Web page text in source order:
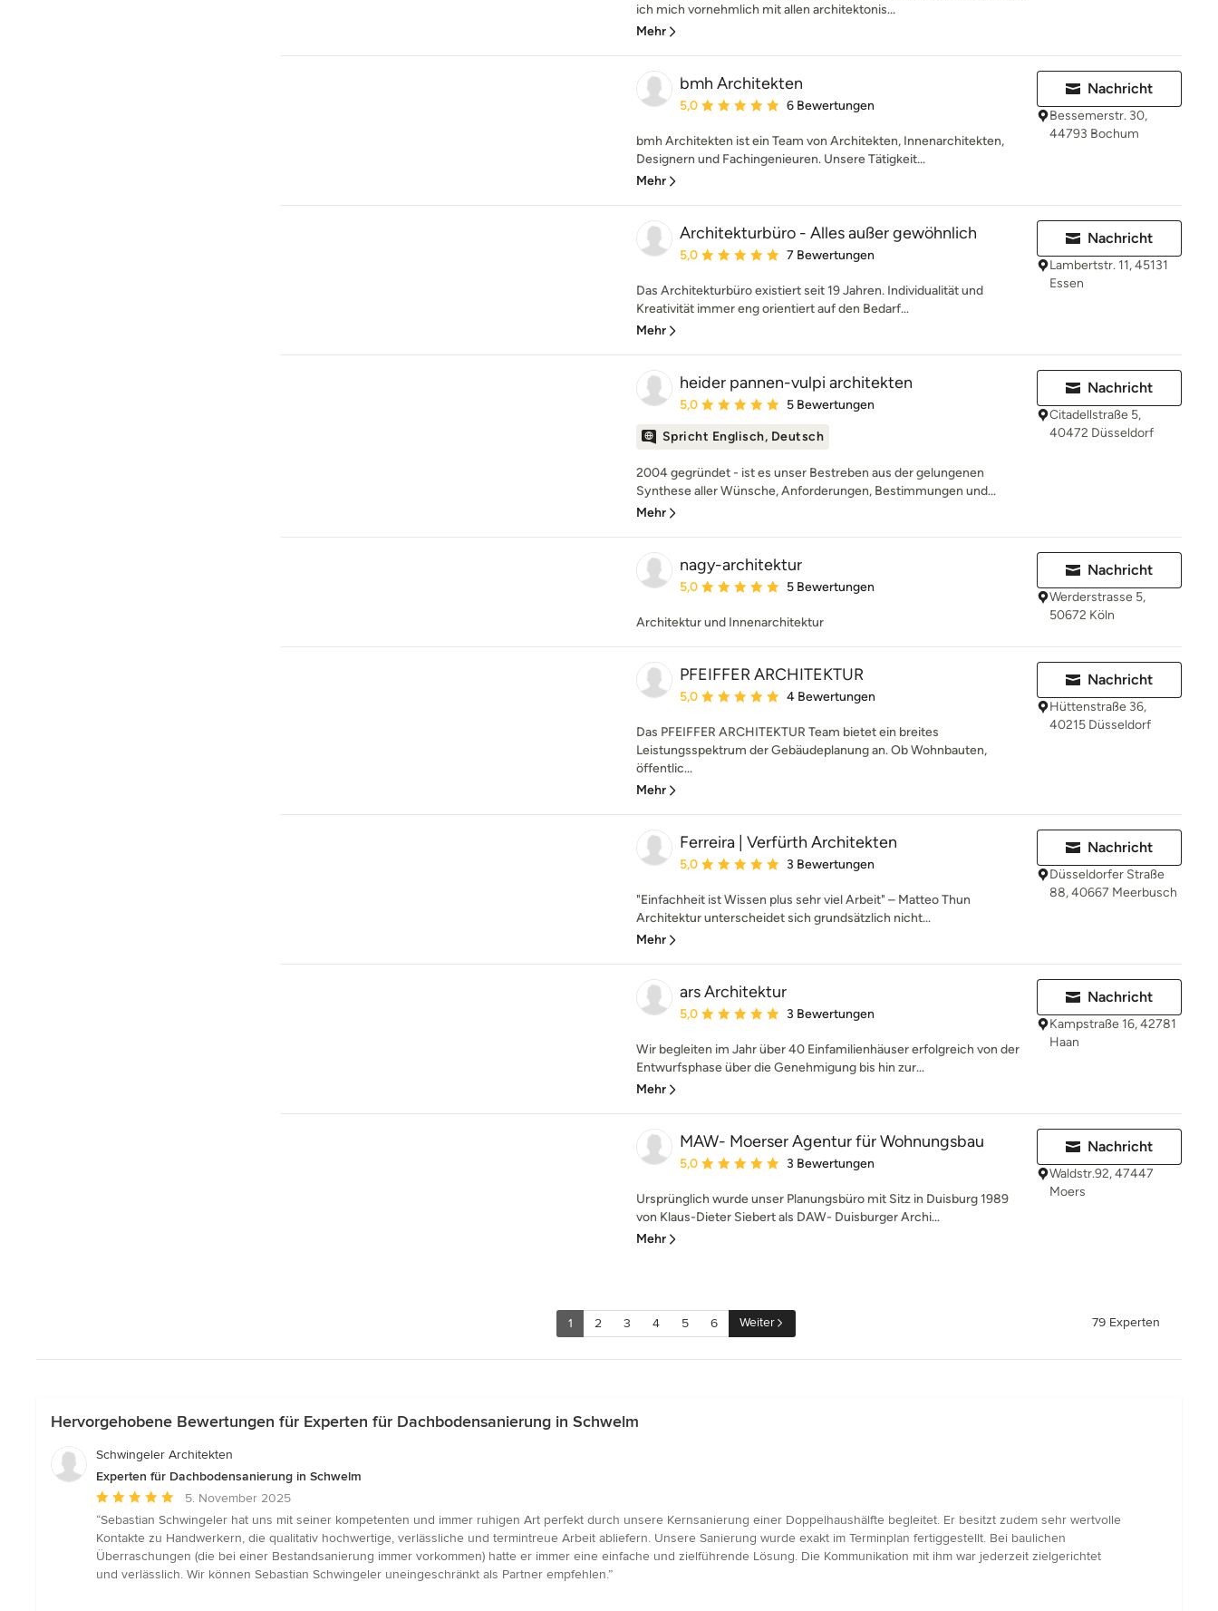
ich mich vornehmlich mit allen architektonis...
Mehr
bmh Architekten
Durchschnittliche Bewertung: 5 von 5 Sternen
5,0 6 Bewertungen
bmh Architekten ist ein Team von Architekten, Innenarchitekten,
Designern und Fachingenieuren. Unsere Tätigkeit...
Mehr
Nachricht
Bessemerstr. 30,
44793 Bochum
Architekturbüro - Alles außer gewöhnlich
Durchschnittliche Bewertung: 5 von 5 Sternen
5,0 7 Bewertungen
Das Architekturbüro existiert seit 19 Jahren. Individualität und
Kreativität immer eng orientiert auf den Bedarf...
Mehr
Nachricht
Lambertstr. 11, 45131
Essen
heider pannen-vulpi architekten
Durchschnittliche Bewertung: 5 von 5 Sternen
5,0 5 Bewertungen
Spricht Englisch, Deutsch
2004 gegründet - ist es unser Bestreben aus der gelungenen
Synthese aller Wünsche, Anforderungen, Bestimmungen und...
Mehr
Nachricht
Citadellstraße 5,
40472 Düsseldorf
nagy-architektur
Durchschnittliche Bewertung: 5 von 5 Sternen
5,0 5 Bewertungen
Architektur und Innenarchitektur
Nachricht
Werderstrasse 5,
50672 Köln
PFEIFFER ARCHITEKTUR
Durchschnittliche Bewertung: 5 von 5 Sternen
5,0 4 Bewertungen
Das PFEIFFER ARCHITEKTUR Team bietet ein breites
Leistungsspektrum der Gebäudeplanung an. Ob Wohnbauten,
öffentlic...
Mehr
Nachricht
Hüttenstraße 36,
40215 Düsseldorf
Ferreira | Verfürth Architekten
Durchschnittliche Bewertung: 5 von 5 Sternen
5,0 3 Bewertungen
"Einfachheit ist Wissen plus sehr viel Arbeit" – Matteo Thun
Architektur unterscheidet sich grundsätzlich nicht...
Mehr
Nachricht
Düsseldorfer Straße
88, 40667 Meerbusch
ars Architektur
Durchschnittliche Bewertung: 5 von 5 Sternen
5,0 3 Bewertungen
Wir begleiten im Jahr über 40 Einfamilienhäuser erfolgreich von der
Entwurfsphase über die Genehmigung bis hin zur...
Mehr
Nachricht
Kampstraße 16, 42781
Haan
MAW- Moerser Agentur für Wohnungsbau
Durchschnittliche Bewertung: 5 von 5 Sternen
5,0 3 Bewertungen
Ursprünglich wurde unser Planungsbüro mit Sitz in Duisburg 1989
von Klaus-Dieter Siebert als DAW- Duisburger Archi...
Mehr
Nachricht
Waldstr.92, 47447
Moers
1 2 3 4 5 6 Weiter 79 Experten
Hervorgehobene Bewertungen für Experten für Dachbodensanierung in Schwelm
Schwingeler Architekten
Experten für Dachbodensanierung in Schwelm
Durchschnittliche
Bewertung:
5
von
5
5. November 2025
“Sebastian Schwingeler hat uns mit seiner kompetenten und immer ruhigen Art perfekt durch unsere Kernsanierung einer Doppelhaushälfte begleitet. Er besitzt zudem sehr wertvolle
Kontakte zu Handwerkern, die qualitativ hochwertige, verlässliche und termintreue Arbeit abliefern. Unsere Sanierung wurde exakt im Terminplan fertiggestellt. Bei baulichen
Überraschungen (die bei einer Bestandsanierung immer vorkommen) hatte er immer eine einfache und zielführende Lösung. Die Kommunikation mit ihm war jederzeit zielgerichtet
und verlässlich. Wir können Sebastian Schwingeler uneingeschränkt als Partner empfehlen.”